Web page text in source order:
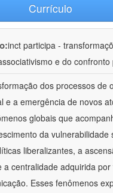
Currículo
inct participa -
e do confronto
dos processos de
e a emergência de novos
globais que
da vulnerabilidade
liberalizantes, a
a centralidade adquirida
Esses fenômenos